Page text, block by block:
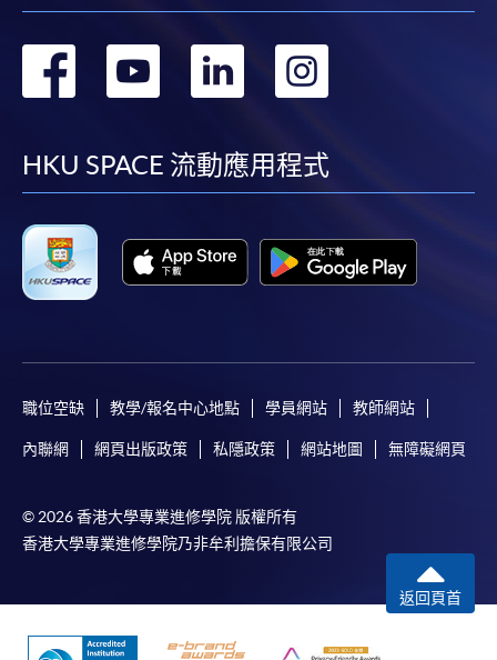
轉
facebook
轉
youtube
轉
linkedin
轉
HKU SPACE 流動應用程式
職位空缺 教學/報名中心地點 學員網站 教師網站
內聯網 網頁出版政策 私隱政策 網站地圖 無障礙網頁
© 2026 香港大學專業進修學院 版權所有
香港大學專業進修學院乃非牟利擔保有限公司
返回頁首